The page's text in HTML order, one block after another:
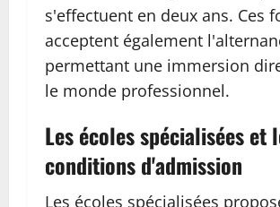
s'effectuent en deux ans. Ces
acceptent également
permettant une immersion
le monde professionnel.
Les écoles spécialisées et
conditions d'admission
Les écoles spécialisées